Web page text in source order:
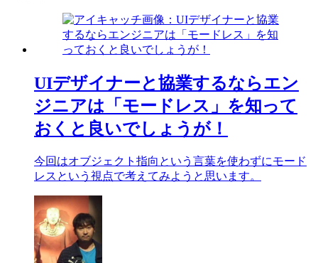
UIデザイナーと協業するならエン
ジニアは「モードレス」を知って
おくと良いでしょうが！
今回はオブジェクト指向という言葉を使わずにモード
レスという視点で考えてみようと思います。